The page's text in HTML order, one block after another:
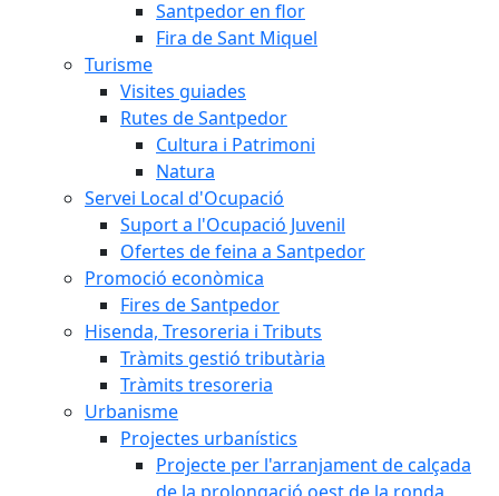
Santpedor en flor
Fira de Sant Miquel
Turisme
Visites guiades
Rutes de Santpedor
Cultura i Patrimoni
Natura
Servei Local d'Ocupació
Suport a l'Ocupació Juvenil
Ofertes de feina a Santpedor
Promoció econòmica
Fires de Santpedor
Hisenda, Tresoreria i Tributs
Tràmits gestió tributària
Tràmits tresoreria
Urbanisme
Projectes urbanístics
Projecte per l'arranjament de calçada